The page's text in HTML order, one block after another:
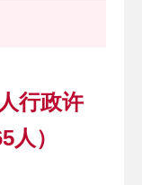
行政许
人）